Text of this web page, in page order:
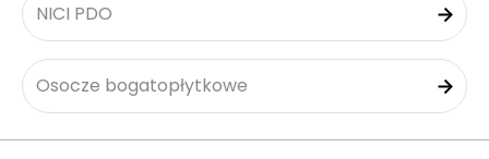
NICI PDO
Osocze bogatopłytkowe